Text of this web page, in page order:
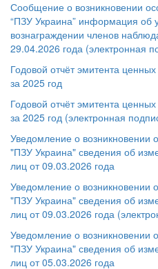
Сообщение о возникновении
“ПЗУ Украина” информация об
вознаграждении членов
29.04.2026 года (электронная
Годовой отчёт эмитента
за 2025 год
Годовой отчёт эмитента
за 2025 год (электронная
Уведомление о
"ПЗУ Украина" сведения об
лиц от 09.03.2026 года
Уведомление о
"ПЗУ Украина" сведения об
лиц от 09.03.2026 года
Уведомление о
"ПЗУ Украина" сведения об
лиц от 05.03.2026 года